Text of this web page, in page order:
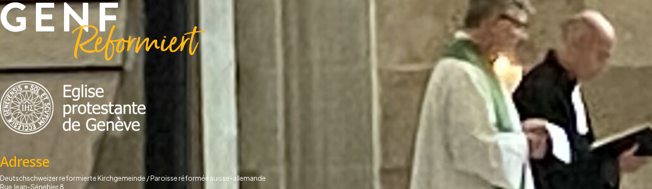
Adresse
Deutschschweizer reformierte Kirchgemeinde / Paroisse réformée suisse-allemande
Rue Jean-Sénebier 8